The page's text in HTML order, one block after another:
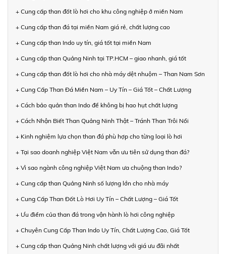
+ Cung cấp than đốt lò hơi cho khu công nghiệp ở miền Nam
+ Cung cấp than đá tại miền Nam giá rẻ, chất lượng cao
+ Cung cấp than Indo uy tín, giá tốt tại miền Nam
+ Cung cấp than Quảng Ninh tại TP.HCM – giao nhanh, giá tốt
+ Cung cấp than đốt lò hơi cho nhà máy dệt nhuộm – Than Nam Sơn
+ Cung Cấp Than Đá Miền Nam – Uy Tín – Giá Tốt – Chất Lượng
+ Cách bảo quản than Indo để không bị hao hụt chất lượng
+ Cách Nhận Biết Than Quảng Ninh Thật – Tránh Than Trôi Nổi
+ Kinh nghiệm lựa chọn than đá phù hợp cho từng loại lò hơi
+ Tại sao doanh nghiệp Việt Nam vẫn ưu tiên sử dụng than đá?
+ Vì sao ngành công nghiệp Việt Nam ưa chuộng than Indo?
+ Cung cấp than Quảng Ninh số lượng lớn cho nhà máy
+ Cung Cấp Than Đốt Lò Hơi Uy Tín – Chất Lượng – Giá Tốt
+ Ưu điểm của than đá trong vận hành lò hơi công nghiệp
+ Chuyên Cung Cấp Than Indo Uy Tín, Chất Lượng Cao, Giá Tốt
+ Cung cấp than Quảng Ninh chất lượng với giá ưu đãi nhất